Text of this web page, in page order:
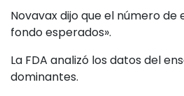
Novavax dijo que el número
fondo esperados».
La FDA analizó los datos del
dominantes.